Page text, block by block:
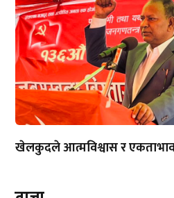
खेलकुदले आत्मविश्वास र एकताभाव